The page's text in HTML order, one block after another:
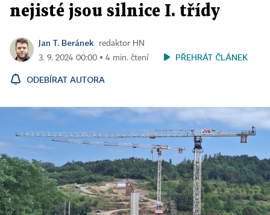
nejisté jsou silnice I. třídy
Jan T. Beránek
redaktor HN
3. 9. 2024 00:00 ▪ 4 min. čtení
PŘEHRÁT ČLÁNEK
ODEBÍRAT AUTORA